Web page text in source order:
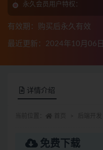
永久会员用户特权：
有效期：购买后永久有效
最近更新：2024年10月06日
详情介绍
免费下载